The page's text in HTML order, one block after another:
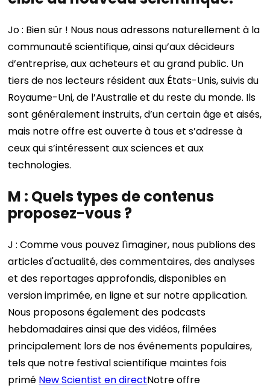
Jo : Bien sûr ! Nous nous adressons naturellement à la
communauté scientifique, ainsi qu’aux décideurs
d’entreprise, aux acheteurs et au grand public. Un
tiers de nos lecteurs résident aux États-Unis, suivis du
Royaume-Uni, de l’Australie et du reste du monde. Ils
sont généralement instruits, d’un certain âge et aisés,
mais notre offre est ouverte à tous et s’adresse à
ceux qui s’intéressent aux sciences et aux
technologies.
M : Quels types de contenus
proposez-vous ?
J : Comme vous pouvez l'imaginer, nous publions des
articles d'actualité, des commentaires, des analyses
et des reportages approfondis, disponibles en
version imprimée, en ligne et sur notre application.
Nous proposons également des podcasts
hebdomadaires ainsi que des vidéos, filmées
principalement lors de nos événements populaires,
tels que notre festival scientifique maintes fois
primé New Scientist en directNotre offre